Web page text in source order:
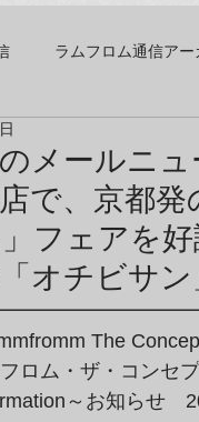
ラムフロム通信アー
ター紹介
のメールニ
で、京都
フェアを
オチビサ
The
ロム・ザ・コンセ
～お知らせ　